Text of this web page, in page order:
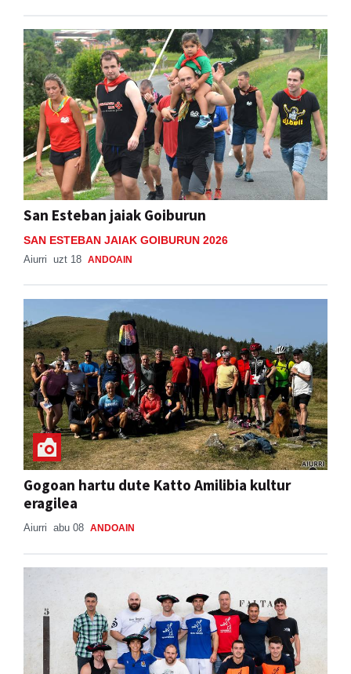
San Esteban jaiak Goiburun
SAN ESTEBAN JAIAK GOIBURUN 2026
Aiurri uzt 18 ANDOAIN
Gogoan hartu dute Katto Amilibia kultur
eragilea
Aiurri abu 08 ANDOAIN